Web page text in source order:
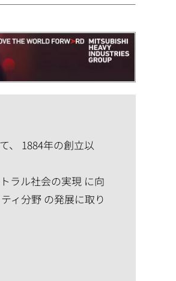
、 1884年の創立以
ラル社会の実現 に向
ィ分野 の発展に取り